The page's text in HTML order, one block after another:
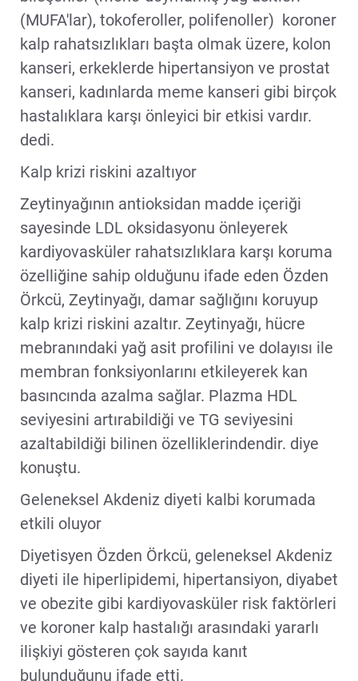
(MUFA'lar), tokoferoller, polifenoller) koroner
kalp rahatsızlıkları başta olmak üzere, kolon
kanseri, erkeklerde hipertansiyon ve prostat
kanseri, kadınlarda meme kanseri gibi birçok
hastalıklara karşı önleyici bir etkisi vardır.
dedi.
Kalp krizi riskini azaltıyor
Zeytinyağının antioksidan madde içeriği
sayesinde LDL oksidasyonu önleyerek
kardiyovasküler rahatsızlıklara karşı koruma
özelliğine sahip olduğunu ifade eden Özden
Örkcü, Zeytinyağı, damar sağlığını koruyup
kalp krizi riskini azaltır. Zeytinyağı, hücre
mebranındaki yağ asit profilini ve dolayısı ile
membran fonksiyonlarını etkileyerek kan
basıncında azalma sağlar. Plazma HDL
seviyesini artırabildiği ve TG seviyesini
azaltabildiği bilinen özelliklerindendir. diye
konuştu.
Geleneksel Akdeniz diyeti kalbi korumada
etkili oluyor
Diyetisyen Özden Örkcü, geleneksel Akdeniz
diyeti ile hiperlipidemi, hipertansiyon, diyabet
ve obezite gibi kardiyovasküler risk faktörleri
ve koroner kalp hastalığı arasındaki yararlı
ilişkiyi gösteren çok sayıda kanıt
bulunduğunu ifade etti.